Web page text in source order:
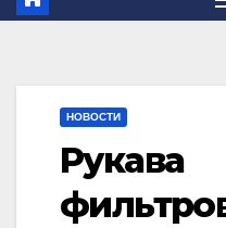
НОВОСТИ
Рукава